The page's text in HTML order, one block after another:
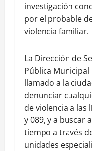
investigación
por el probable
violencia familiar.
La Dirección de
Pública Municipal
llamado a la
denunciar
de violencia a las
y 089, y a buscar
tiempo a través
unidades